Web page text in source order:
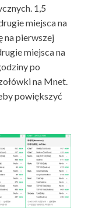
1,5
miejsca na
na pierwszej
miejsca na
po
na Mnet.
powiększyć